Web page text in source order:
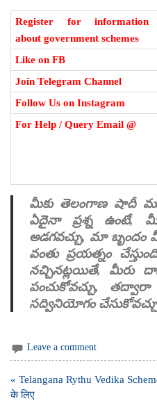
Register for information
about government schemes
Like on FB
Join Telegram Channel
Follow Us on Instagram
For Help / Query Email @
మీకు తెలంగాణ షాదీ
ఏదైనా ప్రశ్న ఉంటే,
అడగవచ్చు, మా
వంతు ప్రయత్నం
నచ్చినట్లయితే, మీరు
పంచుకోవచ్చు,
సద్వినియోగం
Leave a comment
Post
navigation
« Telangana Rythu Vedika
के लिए